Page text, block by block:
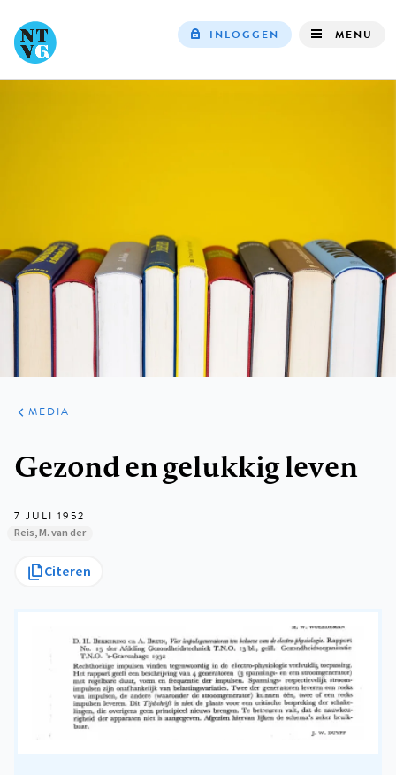
INLOGGEN MENU
ARTIKELEN
VARIA
MEDIA
Gezond en gelukkig leven
7 JULI 1952
Reis, M. van der
Citeren